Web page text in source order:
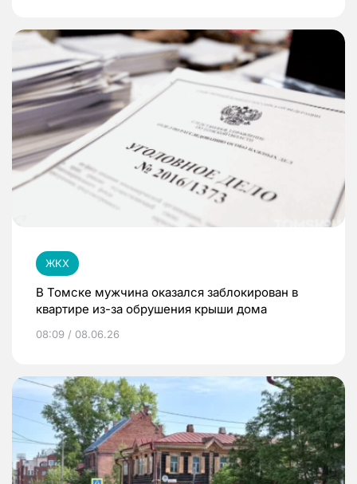
ЖКХ
В Томске мужчина оказался заблокирован в
квартире из-за обрушения крыши дома
08:09 / 08.06.26